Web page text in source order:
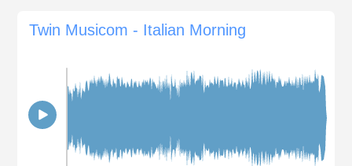
Twin Musicom - Italian Morning